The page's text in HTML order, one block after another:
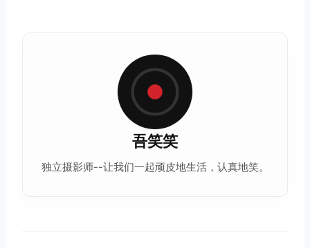
吾笑笑
独立摄影师--让我们一起顽皮地生活，认真地笑。